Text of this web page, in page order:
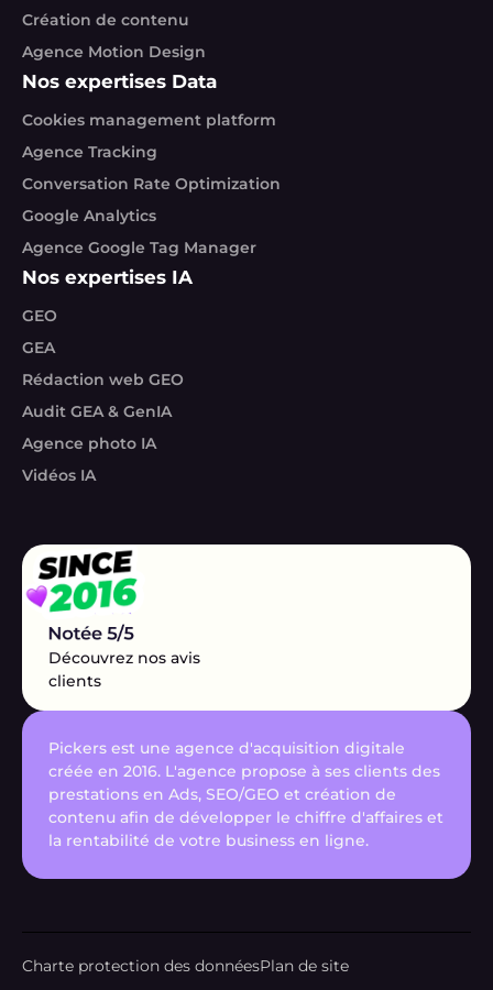
Création de contenu
Agence Motion Design
Nos expertises Data
Cookies management platform
Agence Tracking
Conversation Rate Optimization
Google Analytics
Agence Google Tag Manager
Nos expertises IA
GEO
GEA
Rédaction web GEO
Audit GEA & GenIA
Agence photo IA
Vidéos IA
Découvrez nos avis
clients
Pickers est une agence d'acquisition digitale
créée en 2016. L'agence propose à ses clients des
prestations en Ads, SEO/GEO et création de
contenu afin de développer le chiffre d'affaires et
la rentabilité de votre business en ligne.
Charte protection des donnéesPlan de site